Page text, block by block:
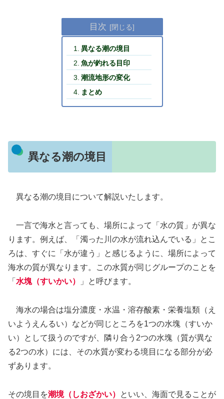
目次
異なる潮の境目
魚が釣れる目印
潮流地形の変化
まとめ
異なる潮の境目
異なる潮の境目について解説いたします。
一言で海水と言っても、場所によって「水の質」が異な
ります。例えば、「濁った川の水が流れ込んでいる」とこ
ろは、すぐに「水が違う」と感じるように、場所によって
海水の質が異なります。この水質が同じグループのことを
「 水塊（すいかい） 」と呼びます。
海水の場合は塩分濃度・水温・溶存酸素・栄養塩類（え
いようえんるい）などが同じところを1つの水塊（すいか
い）として扱うのですが、隣り合う2つの水塊（質が異な
る2つの水）には、その水質が変わる境目になる部分が必
ずあります。
その境目を潮境（しおざかい）
といい、海面で見ることが